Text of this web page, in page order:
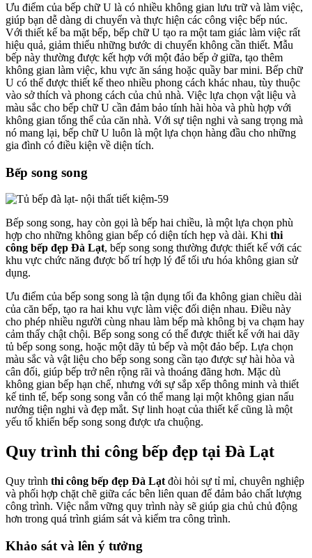
Ưu điểm của bếp chữ U là có nhiều không gian lưu trữ và làm việc,
giúp bạn dễ dàng di chuyển và thực hiện các công việc bếp núc.
Với thiết kế ba mặt bếp, bếp chữ U tạo ra một tam giác làm việc rất
hiệu quả, giảm thiểu những bước di chuyển không cần thiết. Mẫu
bếp này thường được kết hợp với một đảo bếp ở giữa, tạo thêm
không gian làm việc, khu vực ăn sáng hoặc quầy bar mini. Bếp chữ
U có thể được thiết kế theo nhiều phong cách khác nhau, tùy thuộc
vào sở thích và phong cách của chủ nhà. Việc lựa chọn vật liệu và
màu sắc cho bếp chữ U cần đảm bảo tính hài hòa và phù hợp với
không gian tổng thể của căn nhà. Với sự tiện nghi và sang trọng mà
nó mang lại, bếp chữ U luôn là một lựa chọn hàng đầu cho những
gia đình có điều kiện về diện tích.
Bếp song song
Bếp song song, hay còn gọi là bếp hai chiều, là một lựa chọn phù
hợp cho những không gian bếp có diện tích hẹp và dài. Khi thi
công bếp đẹp Đà Lạt, bếp song song thường được thiết kế với các
khu vực chức năng được bố trí hợp lý để tối ưu hóa không gian sử
dụng.
Ưu điểm của bếp song song là tận dụng tối đa không gian chiều dài
của căn bếp, tạo ra hai khu vực làm việc đối diện nhau. Điều này
cho phép nhiều người cùng nhau làm bếp mà không bị va chạm hay
cảm thấy chật chội. Bếp song song có thể được thiết kế với hai dãy
tủ bếp song song, hoặc một dãy tủ bếp và một đảo bếp. Lựa chọn
màu sắc và vật liệu cho bếp song song cần tạo được sự hài hòa và
cân đối, giúp bếp trở nên rộng rãi và thoáng đãng hơn. Mặc dù
không gian bếp hạn chế, nhưng với sự sắp xếp thông minh và thiết
kế tinh tế, bếp song song vẫn có thể mang lại một không gian nấu
nướng tiện nghi và đẹp mắt. Sự linh hoạt của thiết kế cũng là một
yếu tố khiến bếp song song được ưa chuộng.
Quy trình thi công bếp đẹp tại Đà Lạt
Quy trình thi công bếp đẹp Đà Lạt đòi hỏi sự tỉ mỉ, chuyên nghiệp
và phối hợp chặt chẽ giữa các bên liên quan để đảm bảo chất lượng
công trình. Việc nắm vững quy trình này sẽ giúp gia chủ chủ động
hơn trong quá trình giám sát và kiểm tra công trình.
Khảo sát và lên ý tưởng